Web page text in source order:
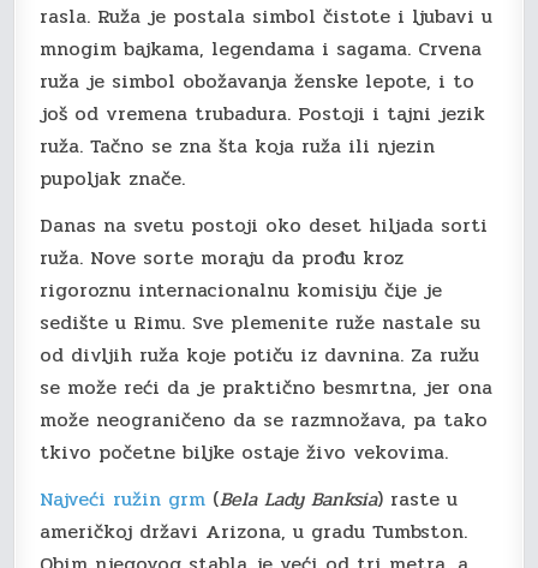
rasla. Ruža je postala simbol čistote i ljubavi u
mnogim bajkama, legendama i sagama. Crvena
ruža je simbol obožavanja ženske lepote, i to
još od vremena trubadura. Postoji i tajni jezik
ruža. Tačno se zna šta koja ruža ili njezin
pupoljak znače.
Danas na svetu postoji oko deset hiljada sorti
ruža. Nove sorte moraju da prođu kroz
rigoroznu internacionalnu komisiju čije je
sedište u Rimu. Sve plemenite ruže nastale su
od divljih ruža koje potiču iz davnina. Za ružu
se može reći da je praktično besmrtna, jer ona
može neograničeno da se razmnožava, pa tako
tkivo početne biljke ostaje živo vekovima.
Najveći ružin grm (Bela Lady Banksia) raste u
američkoj državi Arizona, u gradu Tumbston.